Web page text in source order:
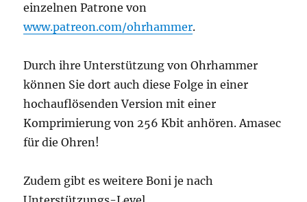
einzelnen Patrone von
www.patreon.com/ohrhammer.
Durch ihre Unterstützung von Ohrhammer
können Sie dort auch diese Folge in einer
hochauflösenden Version mit einer
Komprimierung von 256 Kbit anhören. Amasec
für die Ohren!
Zudem gibt es weitere Boni je nach